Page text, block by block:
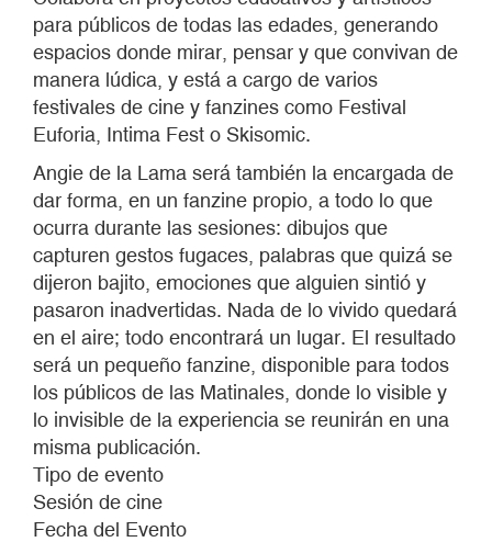
para públicos de todas las edades, generando
espacios donde mirar, pensar y que convivan de
manera lúdica, y está a cargo de varios
festivales de cine y fanzines como Festival
Euforia, Intima Fest o Skisomic.
Angie de la Lama será también la encargada de
dar forma, en un fanzine propio, a todo lo que
ocurra durante las sesiones: dibujos que
capturen gestos fugaces, palabras que quizá se
dijeron bajito, emociones que alguien sintió y
pasaron inadvertidas. Nada de lo vivido quedará
en el aire; todo encontrará un lugar. El resultado
será un pequeño fanzine, disponible para todos
los públicos de las Matinales, donde lo visible y
lo invisible de la experiencia se reunirán en una
misma publicación.
Tipo de evento
Sesión de cine
Fecha del Evento